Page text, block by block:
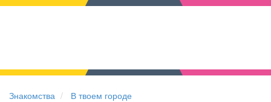
Знакомства В твоем городе